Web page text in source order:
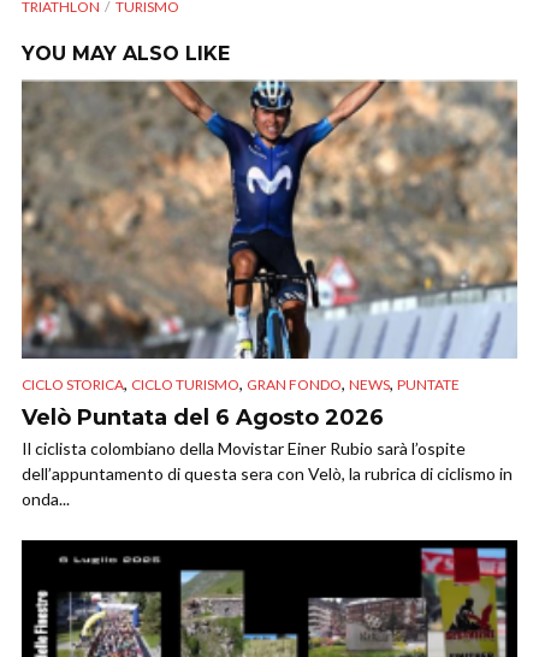
TRIATHLON
TURISMO
YOU MAY ALSO LIKE
CICLO STORICA, CICLO TURISMO, GRAN FONDO, NEWS, PUNTATE
Velò Puntata del 6 Agosto 2026
Il ciclista colombiano della Movistar Einer Rubio sarà l’ospite
dell’appuntamento di questa sera con Velò, la rubrica di ciclismo in
onda...